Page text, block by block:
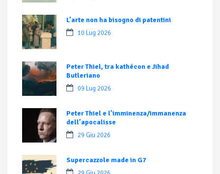
L’arte non ha bisogno di patentini
10 Lug 2026
Peter Thiel, tra kathécon e Jihad
Butleriano
09 Lug 2026
Peter Thiel e l’imminenza/immanenza
dell’apocalisse
29 Giu 2026
Supercazzole made in G7